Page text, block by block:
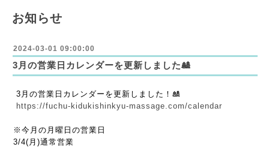
お知らせ
2024-03-01 09:00:00
3月の営業日カレンダーを更新しました🎎
3月の営業日カレンダーを更新しました！🎎
https://fuchu-kidukishinkyu-massage.com/calendar
※今月の月曜日の営業日
3/4(月)通常営業